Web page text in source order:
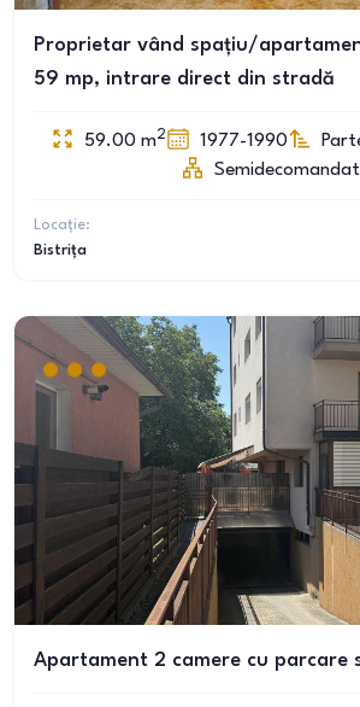
Proprietar vând spațiu/
59 mp, intrare direct din stradă
59.00 m2 1977-1990
Semidecomandat
Locație:
Bistrița
Apartament 2 camere cu parcare